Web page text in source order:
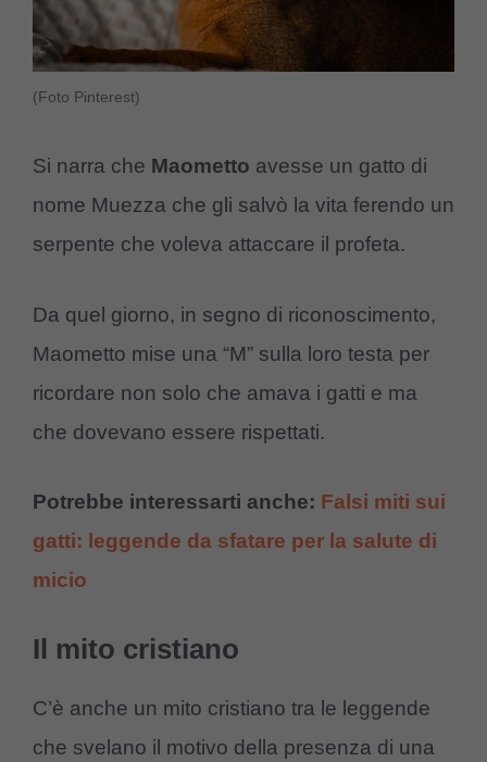
(Foto Pinterest)
Si narra che Maometto avesse un gatto di
nome Muezza che gli salvò la vita ferendo un
serpente che voleva attaccare il profeta.
Da quel giorno, in segno di riconoscimento,
Maometto mise una “M” sulla loro testa per
ricordare non solo che amava i gatti e ma
che dovevano essere rispettati.
Potrebbe interessarti anche: Falsi miti sui
gatti: leggende da sfatare per la salute di
micio
Il mito cristiano
C’è anche un mito cristiano tra le leggende
che svelano il motivo della presenza di una